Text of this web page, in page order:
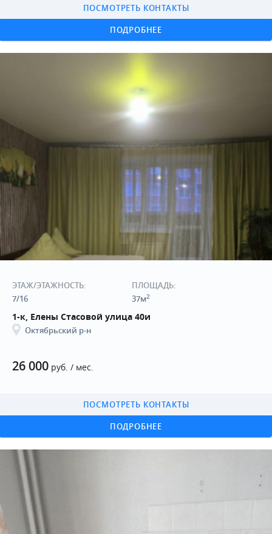
ПОДРОБНЕЕ
ПОСМОТРЕТЬ КОНТАКТЫ
26 000 руб. / мес.
1-к, Елены Стасовой улица 40и
Октябрьский р-н
ПОДРОБНЕЕ
ПОСМОТРЕТЬ КОНТАКТЫ
ЭТАЖ/ЭТАЖНОСТЬ:
7/16
ПЛОЩАДЬ:
37м2